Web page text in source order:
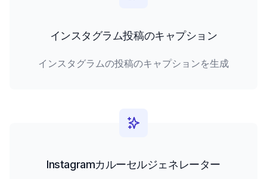
インスタグラム投稿のキャプション
インスタグラムの投稿のキャプションを生成
Instagramカルーセルジェネレーター